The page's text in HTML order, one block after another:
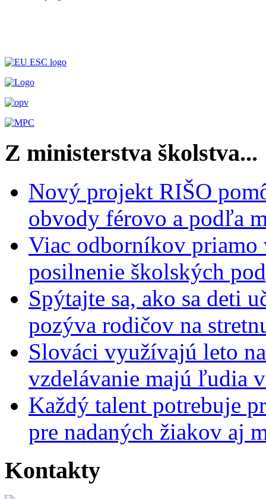
Z ministerstva školstva...
Nový projekt RIŠO
obvody férovo a podľa
Viac odborníkov priamo
posilnenie školských
Spýtajte sa, ako sa deti
pozýva rodičov na
Slováci využívajú leto
vzdelávanie majú ľudia
Každý talent potrebuje
pre nadaných žiakov aj
Kontakty